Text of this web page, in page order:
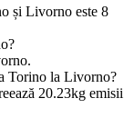
și Livorno este 8
Torino la Livorno?
20.23kg emisii